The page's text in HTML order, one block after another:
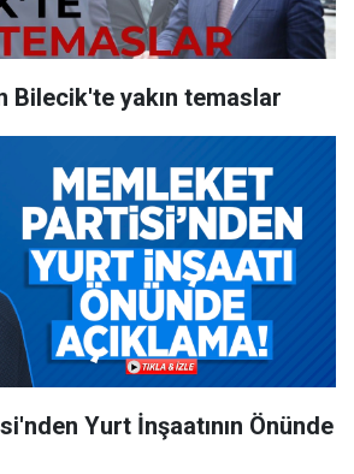
Bilecik'te yakın temaslar
Yurt İnşaatının Önünde